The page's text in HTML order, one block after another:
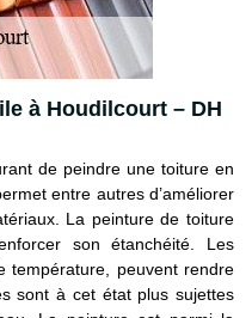
à Houdilcourt – DH
de peindre une toiture en
entre autres d’améliorer
La peinture de toiture
son étanchéité. Les
température, peuvent rendre
sont à cet état plus sujettes